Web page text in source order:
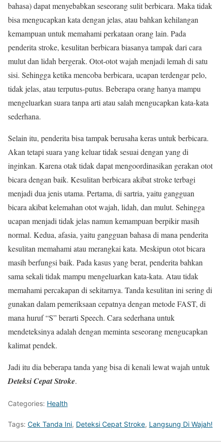
bahasa) dapat menyebabkan seseorang sulit berbicara. Maka tidak
bisa mengucapkan kata dengan jelas, atau bahkan kehilangan
kemampuan untuk memahami perkataan orang lain. Pada
penderita stroke, kesulitan berbicara biasanya tampak dari cara
mulut dan lidah bergerak. Otot-otot wajah menjadi lemah di satu
sisi. Sehingga ketika mencoba berbicara, ucapan terdengar pelo,
tidak jelas, atau terputus-putus. Beberapa orang hanya mampu
mengeluarkan suara tanpa arti atau salah mengucapkan kata-kata
sederhana.
Selain itu, penderita bisa tampak berusaha keras untuk berbicara.
Akan tetapi suara yang keluar tidak sesuai dengan yang di
inginkan. Karena otak tidak dapat mengoordinasikan gerakan otot
bicara dengan baik. Kesulitan berbicara akibat stroke terbagi
menjadi dua jenis utama. Pertama, di sartria, yaitu gangguan
bicara akibat kelemahan otot wajah, lidah, dan mulut. Sehingga
ucapan menjadi tidak jelas namun kemampuan berpikir masih
normal. Kedua, afasia, yaitu gangguan bahasa di mana penderita
kesulitan memahami atau merangkai kata. Meskipun otot bicara
masih berfungsi baik. Pada kasus yang berat, penderita bahkan
sama sekali tidak mampu mengeluarkan kata-kata. Atau tidak
memahami percakapan di sekitarnya. Tanda kesulitan ini sering di
gunakan dalam pemeriksaan cepatnya dengan metode FAST, di
mana huruf “S” berarti Speech. Cara sederhana untuk
mendeteksinya adalah dengan meminta seseorang mengucapkan
kalimat pendek.
Jadi itu dia beberapa tanda yang bisa di kenali lewat wajah untuk
Deteksi Cepat Stroke.
Categories: Health
Tags: Cek Tanda Ini, Deteksi Cepat Stroke, Langsung Di Wajah!